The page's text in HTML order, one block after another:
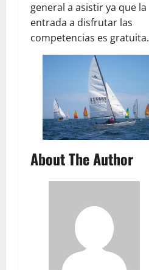
general a asistir ya que la
entrada a disfrutar las
competencias es gratuita.
About The Author